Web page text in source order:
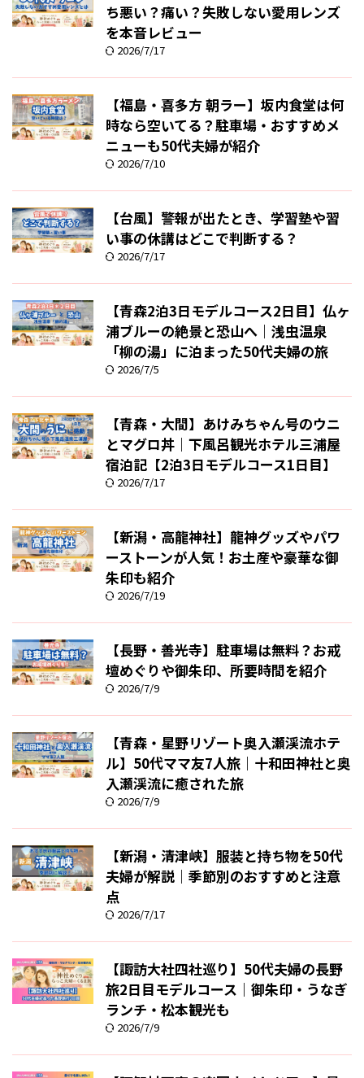
ち悪い？痛い？失敗しない愛用レンズ
を本音レビュー
2026/7/17
【福島・喜多方 朝ラー】坂内食堂は何
時なら空いてる？駐車場・おすすめメ
ニューも50代夫婦が紹介
2026/7/10
【台風】警報が出たとき、学習塾や習
い事の休講はどこで判断する？
2026/7/17
【青森2泊3日モデルコース2日目】仏ヶ
浦ブルーの絶景と恐山へ｜浅虫温泉
「柳の湯」に泊まった50代夫婦の旅
2026/7/5
【青森・大間】あけみちゃん号のウニ
とマグロ丼｜下風呂観光ホテル三浦屋
宿泊記【2泊3日モデルコース1日目】
2026/7/17
【新潟・高龍神社】龍神グッズやパワ
ーストーンが人気！お土産や豪華な御
朱印も紹介
2026/7/19
【長野・善光寺】駐車場は無料？お戒
壇めぐりや御朱印、所要時間を紹介
2026/7/9
【青森・星野リゾート奥入瀬渓流ホテ
ル】50代ママ友7人旅｜十和田神社と奥
入瀬渓流に癒された旅
2026/7/9
【新潟・清津峡】服装と持ち物を50代
夫婦が解説｜季節別のおすすめと注意
点
2026/7/17
【諏訪大社四社巡り】50代夫婦の長野
旅2日目モデルコース｜御朱印・うなぎ
ランチ・松本観光も
2026/7/9